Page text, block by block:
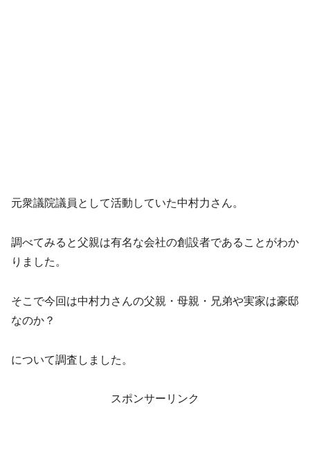
元衆議院議員として活動していた中村力さん。
調べてみると父親は有名な会社の創設者であることがわか
りました。
そこで今回は中村力さんの父親・母親・兄弟や実家は豪邸
なのか？
について調査しました。
スポンサーリンク